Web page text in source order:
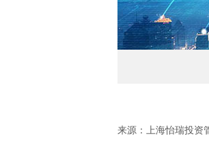
来源：上海怡瑞投资